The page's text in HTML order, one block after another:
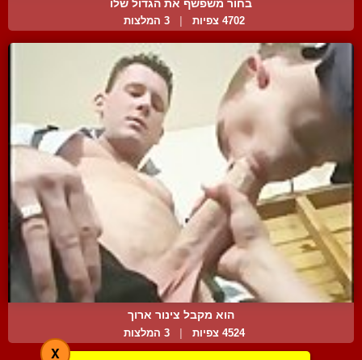
בחור משפשף את הגדול שלו
4702 צפיות 3 המלצות
הוא מקבל צינור ארוך
4524 צפיות 3 המלצות
X